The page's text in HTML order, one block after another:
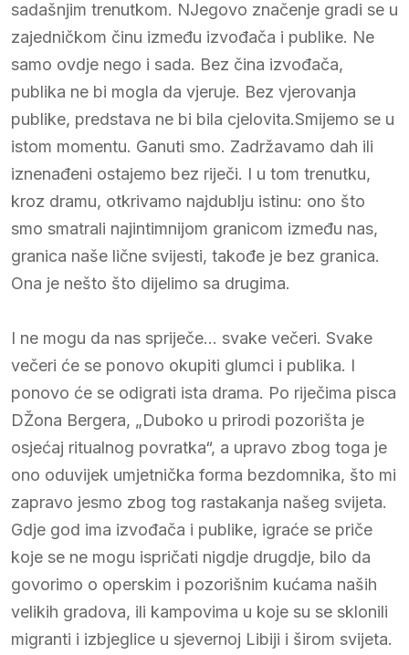
sadašnjim trenutkom. NJegovo značenje gradi se u
zajedničkom činu između izvođača i publike. Ne
samo ovdje nego i sada. Bez čina izvođača,
publika ne bi mogla da vjeruje. Bez vjerovanja
publike, predstava ne bi bila cjelovita.Smijemo se u
istom momentu. Ganuti smo. Zadržavamo dah ili
iznenađeni ostajemo bez riječi. I u tom trenutku,
kroz dramu, otkrivamo najdublju istinu: ono što
smo smatrali najintimnijom granicom između nas,
granica naše lične svijesti, takođe je bez granica.
Ona je nešto što dijelimo sa drugima.
I ne mogu da nas spriječe… svake večeri. Svake
večeri će se ponovo okupiti glumci i publika. I
ponovo će se odigrati ista drama. Po riječima pisca
DŽona Bergera, „Duboko u prirodi pozorišta je
osjećaj ritualnog povratka“, a upravo zbog toga je
ono oduvijek umjetnička forma bezdomnika, što mi
zapravo jesmo zbog tog rastakanja našeg svijeta.
Gdje god ima izvođača i publike, igraće se priče
koje se ne mogu ispričati nigdje drugdje, bilo da
govorimo o operskim i pozorišnim kućama naših
velikih gradova, ili kampovima u koje su se sklonili
migranti i izbjeglice u sjevernoj Libiji i širom svijeta.